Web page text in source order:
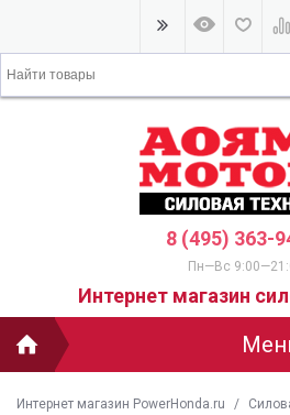
8 (495) 363-
Пн—Вс
Интернет магазин
Интернет магазин PowerHonda.ru /